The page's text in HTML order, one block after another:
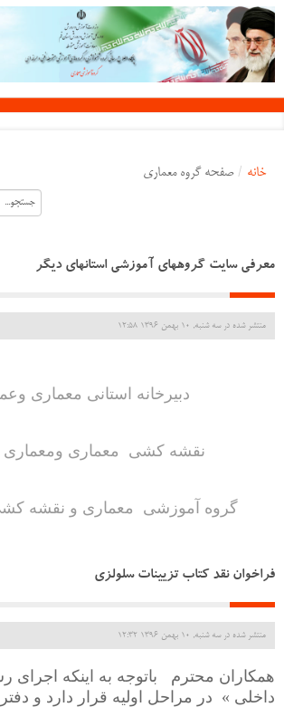
خانه / صفحه گروه معماری
معرفی سایت گروههای آموزشی استانهای دیگر
منتشر شده در سه شنبه, 10 بهمن 1396 12:58
دبیرخانه استانی معماری
نقشه کشی معماری ومعماری
گروه آموزشی معماری و نقشه
فراخوان نقد کتاب تزیینات سلولزی
منتشر شده در سه شنبه, 10 بهمن 1396 12:32
همکاران محترم باتوجه به اینکه اجرای
داخلی » در مراحل اولیه قرار دارد و